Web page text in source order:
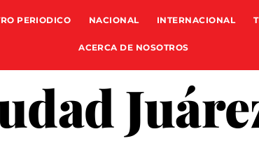
PERIODICO NACIONAL INTERNACIONAL
ACERCA DE NOSOTROS